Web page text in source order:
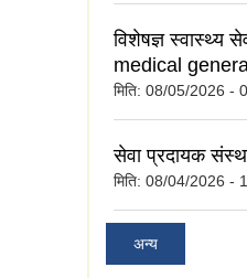
विशेषज्ञ स्वास्थ्य
medical
मिति: 08/05/2026 -
सेवा प्रदायक
मिति: 08/04/2026 -
अन्य